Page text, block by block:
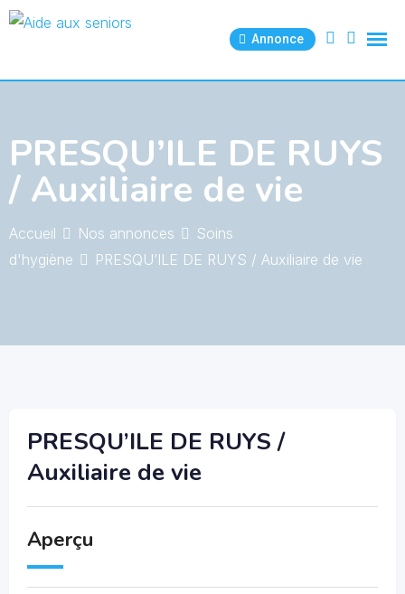
Skip
Annonce
PRESQU’ILE DE RUYS
/ Auxiliaire de vie
Accueil Nos annonces
Soins
d'hygiène
PRESQU’ILE DE RUYS / Auxiliaire de vie
PRESQU’ILE DE RUYS /
Auxiliaire de vie
Aperçu